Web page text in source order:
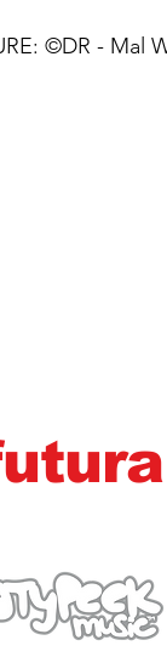
©DR - Mal